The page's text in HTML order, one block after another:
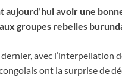
avoir une
groupes rebelles
avec l’interpellation
ont la surprise de